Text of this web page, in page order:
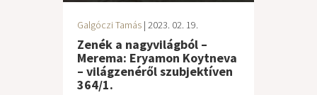
Galgóczi Tamás | 2023. 02. 19.
Zenék a nagyvilágból –
Merema: Eryamon Koytneva
– világzenéről szubjektíven
364/1.